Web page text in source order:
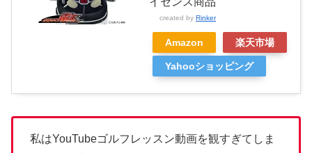
created by Rinker
Amazon 楽天市場
Yahooショッピング
私はYouTubeゴルフレッスン動画を観すぎてしま